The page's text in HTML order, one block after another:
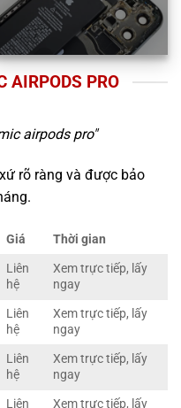
AIRPODS PRO
airpods pro"
rõ ràng và được bảo
Giá Thời gian
Liên
hệ
Xem trực tiếp, lấy
ngay
Liên
hệ
Xem trực tiếp, lấy
ngay
Liên
hệ
Xem trực tiếp, lấy
ngay
Liên Xem trực tiếp, lấy